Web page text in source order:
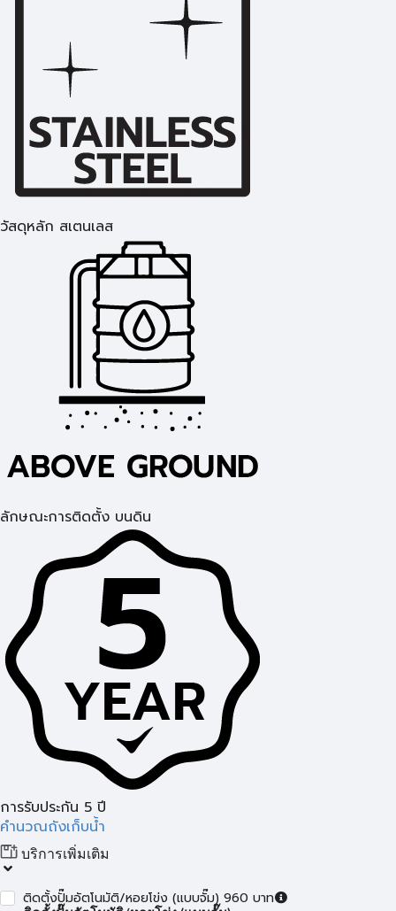
วัสดุหลัก สเตนเลส
ลักษณะการติดตั้ง บนดิน
การรับประกัน 5 ปี
คำนวณถังเก็บน้ำ
บริการเพิ่มเติม
ติดตั้งปั๊มอัตโนมัติ/หอยโข่ง (แบบจั๊ม) 960 บาท